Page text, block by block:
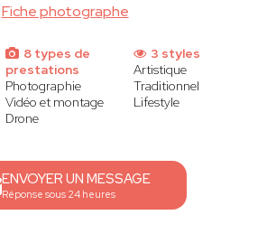
Fiche photographe
8 types de
prestations
Photographie
Vidéo et montage
Drone
3 styles
Artistique
Traditionnel
Lifestyle
ENVOYER UN MESSAGE
Réponse sous 24 heures